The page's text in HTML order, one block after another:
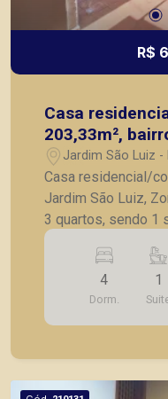
R$
Casa
203,33m²,
Zona Sul de
Jardim São Luiz
Casa residencial/
Jardim São Luiz,
3 quartos, sendo 1
Banheiro social; -
Cozinha planejada;
serviço; - Banheiro
garagem. A Piramid tem como objetivo atender
seus clientes com
Ribeirão Preto.
4
Dorm.
1